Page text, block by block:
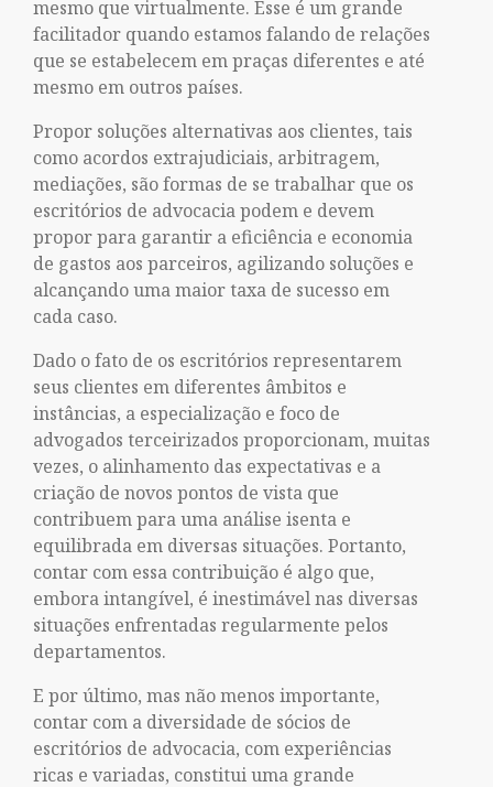
mesmo que virtualmente. Esse é um grande
facilitador quando estamos falando de relações
que se estabelecem em praças diferentes e até
mesmo em outros países.
Propor soluções alternativas aos clientes, tais
como acordos extrajudiciais, arbitragem,
mediações, são formas de se trabalhar que os
escritórios de advocacia podem e devem
propor para garantir a eficiência e economia
de gastos aos parceiros, agilizando soluções e
alcançando uma maior taxa de sucesso em
cada caso.
Dado o fato de os escritórios representarem
seus clientes em diferentes âmbitos e
instâncias, a especialização e foco de
advogados terceirizados proporcionam, muitas
vezes, o alinhamento das expectativas e a
criação de novos pontos de vista que
contribuem para uma análise isenta e
equilibrada em diversas situações. Portanto,
contar com essa contribuição é algo que,
embora intangível, é inestimável nas diversas
situações enfrentadas regularmente pelos
departamentos.
E por último, mas não menos importante,
contar com a diversidade de sócios de
escritórios de advocacia, com experiências
ricas e variadas, constitui uma grande